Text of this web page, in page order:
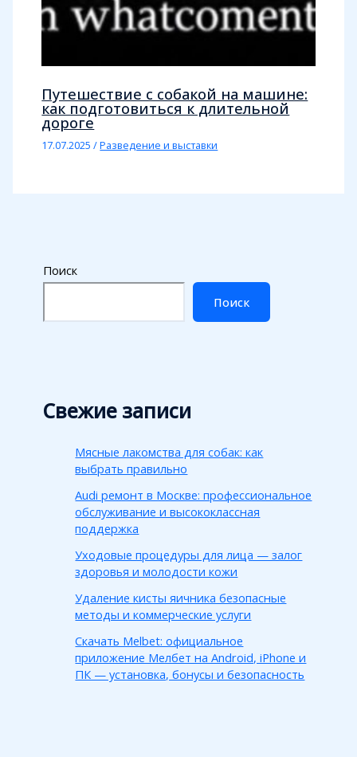
Путешествие с собакой на машине:
как подготовиться к длительной
дороге
17.07.2025/Разведение и выставки
Поиск
Поиск
Свежие записи
Мясные лакомства для собак: как
выбрать правильно
Audi ремонт в Москве: профессиональное
обслуживание и высококлассная
поддержка
Уходовые процедуры для лица — залог
здоровья и молодости кожи
Удаление кисты яичника безопасные
методы и коммерческие услуги
Скачать Melbet: официальное
приложение Мелбет на Android, iPhone и
ПК — установка, бонусы и безопасность